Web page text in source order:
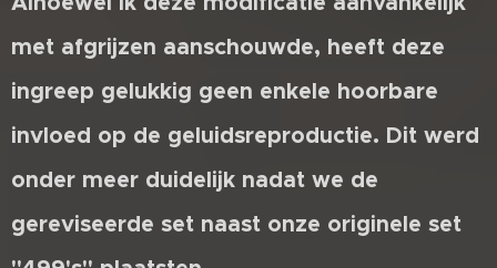
met afgrijzen aanschouwde, heeft deze
ingreep gelukkig geen enkele hoorbare
invloed op de geluidsreproductie. Dit werd
onder meer duidelijk nadat we de
gereviseerde set naast onze originele set